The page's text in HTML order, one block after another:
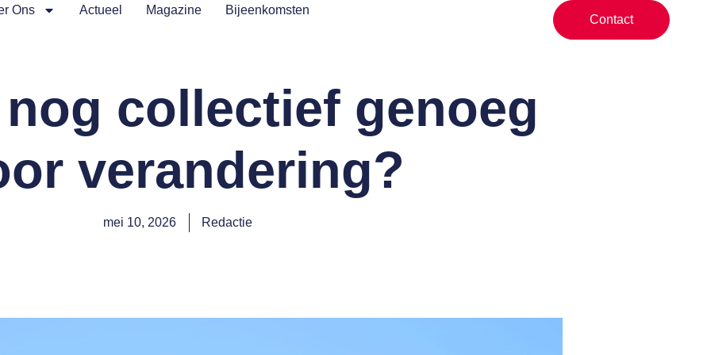
Ons Actueel Magazine Bijeenkomsten
Contact
collectief genoeg
verandering?
mei 10, 2026 Redactie